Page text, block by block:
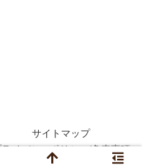
出品者の気づき
ココナラの使い方、失敗しない購入術、サービスの探し方
サイトマップ
イバシーポリシー/免責事項